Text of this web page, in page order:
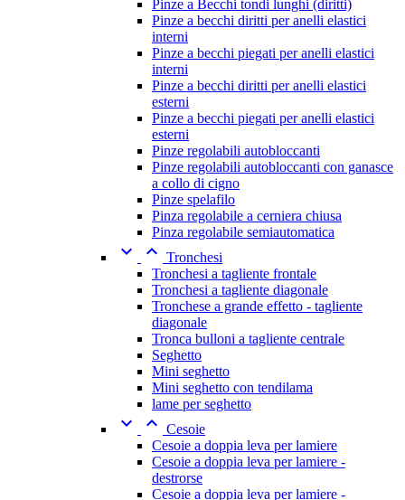
Pinze a Becchi tondi lunghi (diritti)
Pinze a becchi diritti per anelli elastici
interni
Pinze a becchi piegati per anelli elastici
interni
Pinze a becchi diritti per anelli elastici
esterni
Pinze a becchi piegati per anelli elastici
esterni
Pinze regolabili autobloccanti
Pinze regolabili autobloccanti con ganasce
a collo di cigno
Pinze spelafilo
Pinza regolabile a cerniera chiusa
Pinza regolabile semiautomatica
  Tronchesi
Tronchesi a tagliente frontale
Tronchesi a tagliente diagonale
Tronchese a grande effetto - tagliente
diagonale
Tronca bulloni a tagliente centrale
Seghetto
Mini seghetto
Mini seghetto con tendilama
lame per seghetto
  Cesoie
Cesoie a doppia leva per lamiere
Cesoie a doppia leva per lamiere -
destrorse
Cesoie a doppia leva per lamiere -